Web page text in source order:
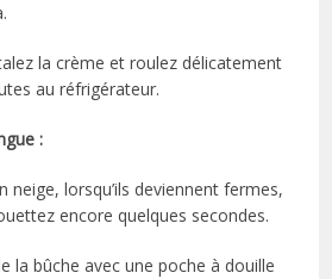
la crème et roulez délicatement
au réfrigérateur.
:
neige, lorsqu’ils deviennent fermes,
encore quelques secondes.
la bûche avec une poche à douille